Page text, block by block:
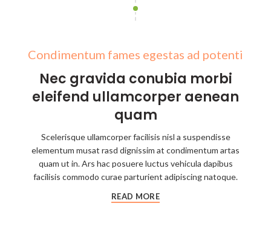
Condimentum fames egestas ad potenti
Nec gravida conubia morbi
eleifend ullamcorper aenean
quam
Scelerisque ullamcorper facilisis nisl a suspendisse
elementum musat rasd dignissim at condimentum artas
quam ut in. Ars hac posuere luctus vehicula dapibus
facilisis commodo curae parturient adipiscing natoque.
READ MORE